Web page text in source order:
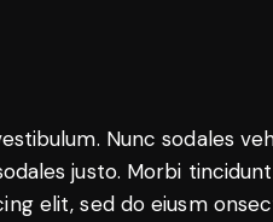
Nunc sodales
justo. Morbi
elit, sed do eiusm